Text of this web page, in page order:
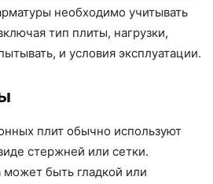
необходимо учитывать
тип плиты, нагрузки,
и условия эксплуатации.
плит обычно используют
стержней или сетки.
быть гладкой или